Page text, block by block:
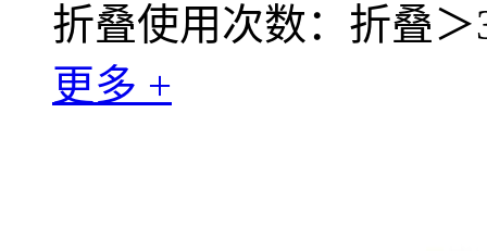
折叠使用次数：折叠＞
更多 +